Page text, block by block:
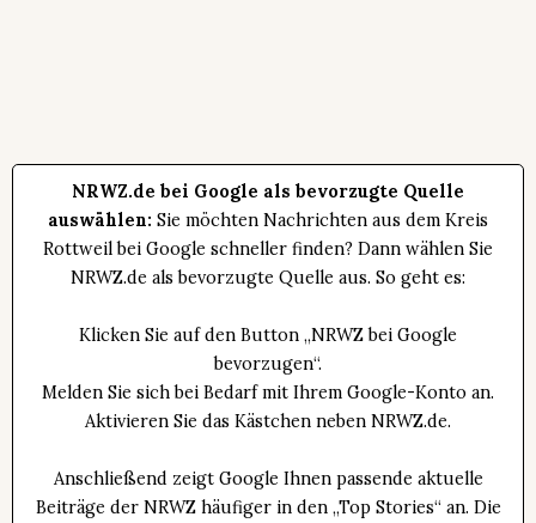
NRWZ.de bei Google als bevorzugte Quelle
auswählen: Sie möchten Nachrichten aus dem Kreis
Rottweil bei Google schneller finden? Dann wählen Sie
NRWZ.de als bevorzugte Quelle aus. So geht es:
Klicken Sie auf den Button „NRWZ bei Google
bevorzugen“.
Melden Sie sich bei Bedarf mit Ihrem Google-Konto an.
Aktivieren Sie das Kästchen neben NRWZ.de.
Anschließend zeigt Google Ihnen passende aktuelle
Beiträge der NRWZ häufiger in den „Top Stories“ an. Die